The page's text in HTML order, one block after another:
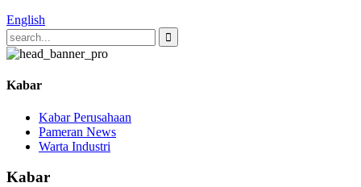
English
Kabar
Kabar Perusahaan
Pameran News
Warta Industri
Kabar